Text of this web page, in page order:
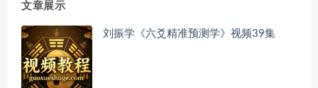
文章展示
刘振学《六爻精准预测学》视频39集